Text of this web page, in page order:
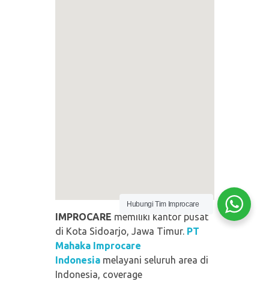
IMPROCARE memiliki kantor pusat
di Kota Sidoarjo, Jawa Timur. PT
Mahaka Improcare
Indonesiamelayani seluruh area di
Indonesia, coverage
Hubungi Tim Improcare